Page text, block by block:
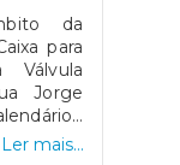
da
para
Válvula
Jorge
ao
Ler mais...